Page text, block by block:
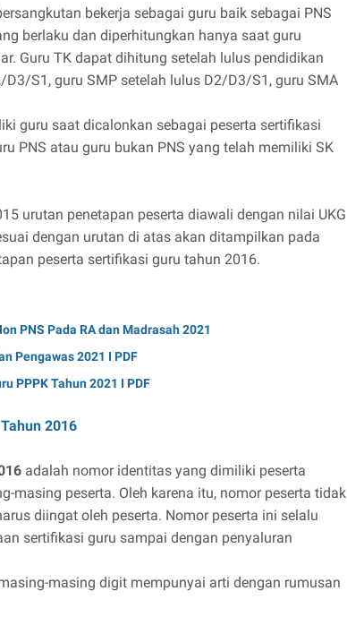
bekerja sebagai guru baik sebagai PNS
berlaku dan diperhitungkan hanya saat guru
Guru TK dapat dihitung setelah lulus pendidikan
S1, guru SMP setelah lulus D2/D3/S1, guru SMA
guru saat dicalonkan sebagai peserta sertifikasi
PNS atau guru bukan PNS yang telah memiliki SK
urutan penetapan peserta diawali dengan nilai UKG
dengan urutan di atas akan ditampilkan pada
peserta sertifikasi guru tahun 2016.
PNS Pada RA dan Madrasah 2021
Pengawas 2021 I PDF
PPPK Tahun 2021 I PDF
2016
adalah nomor identitas yang dimiliki peserta
masing peserta. Oleh karena itu, nomor peserta tidak
diingat oleh peserta. Nomor peserta ini selalu
sertifikasi guru sampai dengan penyaluran
masing digit mempunyai arti dengan rumusan